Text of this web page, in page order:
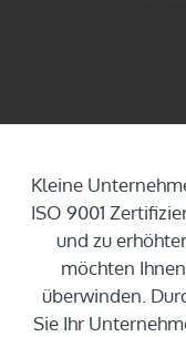
Kleine
ISO 9001
und zu
möchten
überwinden.
Sie Ihr